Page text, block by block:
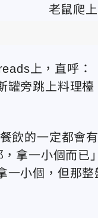
上，直呼
罐旁跳上料理
飲的一定都會
拿一小個而已
一小個，但那